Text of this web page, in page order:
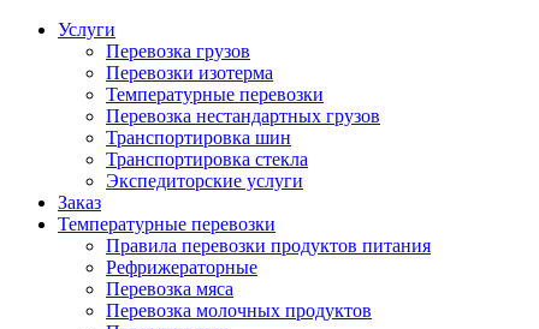
Услуги
Перевозка грузов
Перевозки изотерма
Температурные перевозки
Перевозка нестандартных грузов
Транспортировка шин
Транспортировка стекла
Экспедиторские услуги
Заказ
Температурные перевозки
Правила перевозки продуктов питания
Рефрижераторные
Перевозка мяса
Перевозка молочных продуктов